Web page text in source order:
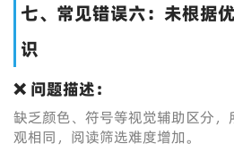
七、常见错误六：未根据
识
❌ 问题描述：
缺乏颜色、符号等视觉辅助区分
观相同，阅读筛选难度增加。